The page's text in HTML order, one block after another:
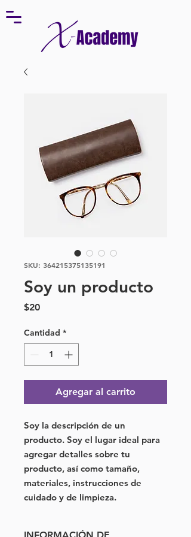
SKU: 364215375135191
Soy un producto
$20Precio
Cantidad *
Agregar al carrito
Soy la descripción de un
producto. Soy el lugar ideal para
agregar detalles sobre tu
producto, así como tamaño,
materiales, instrucciones de
cuidado y de limpieza.